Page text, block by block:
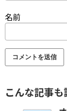
名前
こんな記事